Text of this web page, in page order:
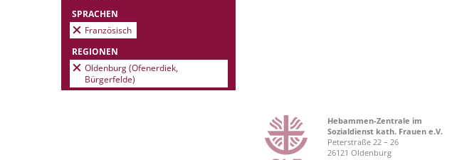
SPRACHEN
Französisch
REGIONEN
Oldenburg (Ofenerdiek,
Bürgerfelde)
Hebammen-Zentrale im
Sozialdienst kath. Frauen e.V.
Peterstraße 22 – 26
26121 Oldenburg